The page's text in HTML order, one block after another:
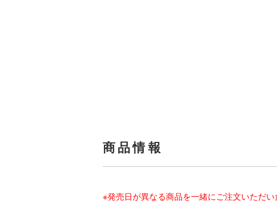
商品情報
※発売日が異なる商品を一緒にご注文いただ